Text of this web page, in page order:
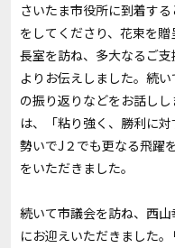
さいたま市役所に到着す
をしてくださり、花束を
長室を訪ね、多大なるご
よりお伝えしました。続
の振り返りなどをお話し
は、「粘り強く、勝利に
勢いでJ２でも更なる飛躍
をいただきました。
続いて市議会を訪ね、西
にお迎えいただきました